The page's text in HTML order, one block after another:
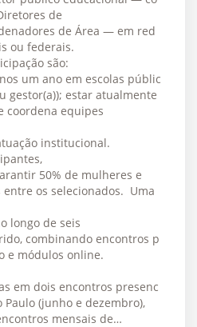
de
de Área — em red
ou federais.
são:
um ano em escolas públic
gestor(a)); estar atualmente
coordena equipes
institucional.
50% de mulheres e
entre os selecionados. Uma
longo de seis
combinando encontros p
e módulos online.
em dois encontros presenc
Paulo (junho e dezembro),
mensais de…